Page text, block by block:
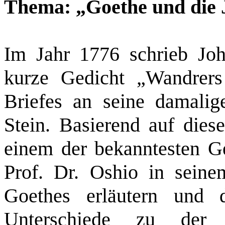
Thema: „Goethe und die
Im Jahr 1776 schrieb
kurze Gedicht
Briefes an seine
Stein. Basierend auf
einem der bekanntesten
Prof. Dr. Oshio in
Goethes erläutern und
Unterschiede zu der